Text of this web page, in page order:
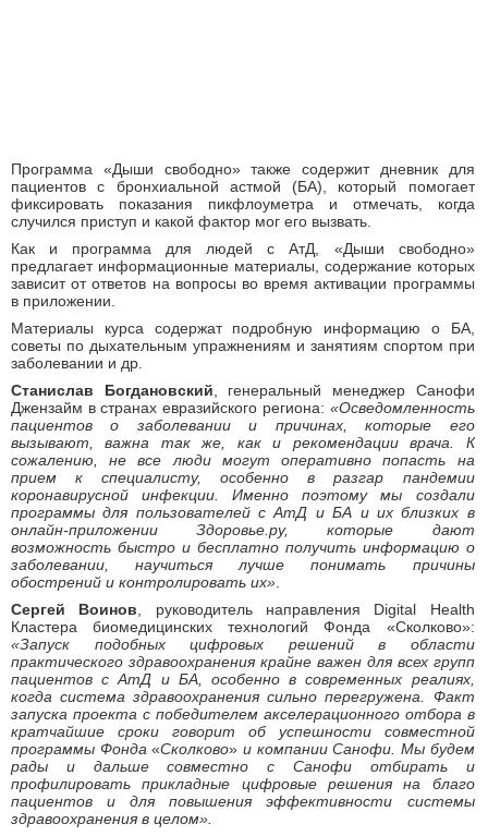
Программа «Дыши свободно» также содержит дневник для
пациентов с бронхиальной астмой (БА), который помогает
фиксировать показания пикфлоуметра и отмечать, когда
случился приступ и какой фактор мог его вызвать.
Как и программа для людей с АтД, «Дыши свободно»
предлагает информационные материалы, содержание которых
зависит от ответов на вопросы во время активации программы
в приложении.
Материалы курса содержат подробную информацию о БА,
советы по дыхательным упражнениям и занятиям спортом при
заболевании и др.
Станислав Богдановский , генеральный менеджер Санофи
Джензайм в странах евразийского региона: «Осведомленность
пациентов о заболевании и причинах, которые его
вызывают, важна так же, как и рекомендации врача. К
сожалению, не все люди могут оперативно попасть на
прием к специалисту, особенно в разгар пандемии
коронавирусной инфекции. Именно поэтому мы создали
программы для пользователей с АтД и БА и их близких в
онлайн-приложении Здоровье.ру, которые дают
возможность быстро и бесплатно получить информацию о
заболевании, научиться лучше понимать причины
обострений и контролировать их»
Сергей Воинов , руководитель направления Digital Health
Кластера биомедицинских технологий Фонда «Сколково»:
«Запуск подобных цифровых решений в области
практического здравоохранения крайне важен для всех групп
пациентов с АтД и БА, особенно в современных реалиях,
когда система здравоохранения сильно перегружена. Факт
запуска проекта с победителем акселерационного отбора в
кратчайшие сроки говорит об успешности совместной
программы Фонда«Сколково» и компании Санофи. Мы будем
рады и дальше совместно с Санофи отбирать и
профилировать прикладные цифровые решения на благо
пациентов и для повышения эффективности системы
здравоохранения в целом».